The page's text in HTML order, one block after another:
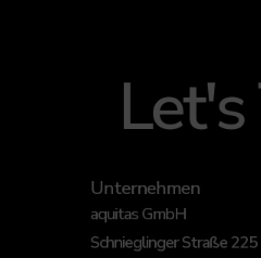
Unternehmen
aquitas GmbH
Schnieglinger Straße